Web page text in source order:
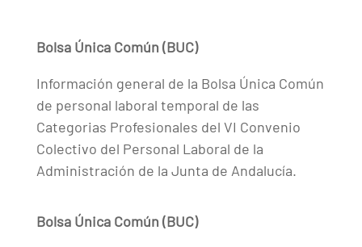
Bolsa Única Común (BUC)
Información general de la Bolsa Única Común
de personal laboral temporal de las
Categorias Profesionales del VI Convenio
Colectivo del Personal Laboral de la
Administración de la Junta de Andalucía.
Bolsa Única Común (BUC)